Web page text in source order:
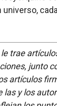
trae
junto
artículos
las y los